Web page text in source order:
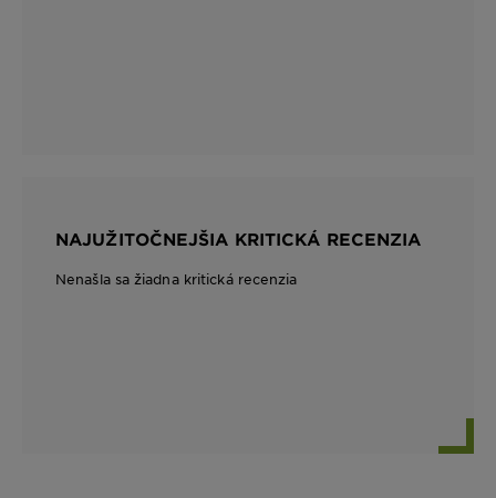
NAJUŽITOČNEJŠIA KRITICKÁ RECENZIA
Nenašla sa žiadna kritická recenzia